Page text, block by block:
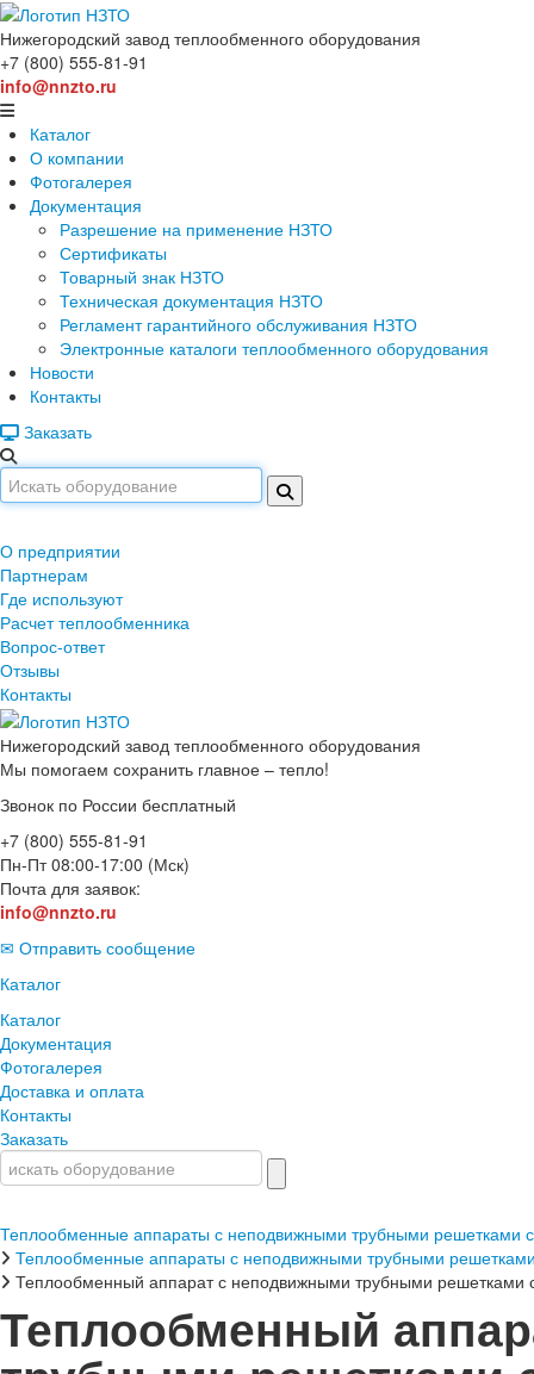
Нижегородский завод теплообменного оборудования
+7 (800) 555-81-91
info@nnzto.ru
Каталог
О компании
Фотогалерея
Документация
Разрешение на применение НЗТО
Сертификаты
Товарный знак НЗТО
Техническая документация НЗТО
Регламент гарантийного обслуживания НЗТО
Электронные каталоги теплообменного оборудования
Новости
Контакты
Заказать
О предприятии
Партнерам
Где используют
Расчет теплообменника
Вопрос-ответ
Отзывы
Контакты
Нижегородский завод теплообменного оборудования
Мы помогаем сохранить главное – тепло!
Звонок по России бесплатный
+7 (800) 555-81-91
Пн-Пт 08:00-17:00 (Мск)
Почта для заявок:
info@nnzto.ru
✉ Отправить сообщение
Каталог
Каталог
Документация
Фотогалерея
Доставка и оплата
Контакты
Заказать
Теплообменные аппараты с неподвижными трубными решетками
Теплообменные аппараты с неподвижными трубными
Теплообменный аппарат с неподвижными трубными решетками
Теплообменный